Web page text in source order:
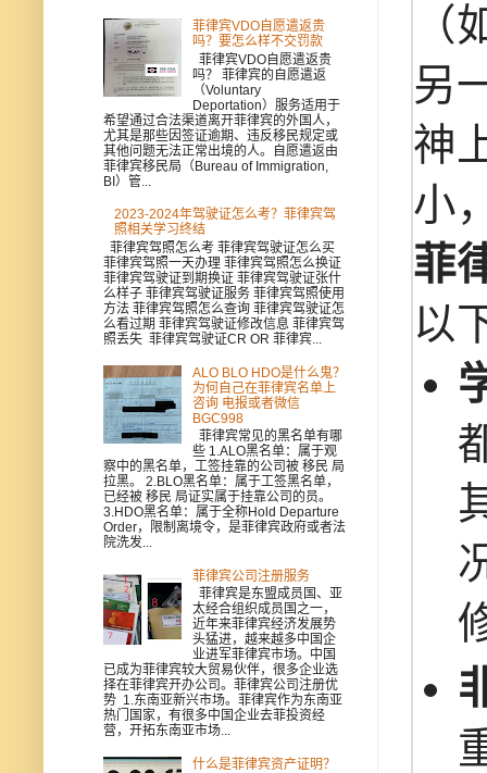
另
神
小
菲
以
菲律宾VDO自愿遣返贵
吗？要怎么样不交罚款
菲律宾VDO自愿遣返贵
吗？ 菲律宾的自愿遣返
（Voluntary
Deportation）服务适用于
希望通过合法渠道离开菲律宾的外国人，
尤其是那些因签证逾期、违反移民规定或
其他问题无法正常出境的人。自愿遣返由
菲律宾移民局（Bureau of Immigration,
BI）管...
2023-2024年驾驶证怎么考？菲律宾驾
照相关学习终结
菲律宾驾照怎么考 菲律宾驾驶证怎么买
菲律宾驾照一天办理 菲律宾驾照怎么换证
菲律宾驾驶证到期换证 菲律宾驾驶证张什
么样子 菲律宾驾驶证服务 菲律宾驾照使用
方法 菲律宾驾照怎么查询 菲律宾驾驶证怎
么看过期 菲律宾驾驶证修改信息 菲律宾驾
照丢失 菲律宾驾驶证CR OR 菲律宾...
ALO BLO HDO是什么鬼？
为何自己在菲律宾名单上
咨询 电报或者微信
BGC998
菲律宾常见的黑名单有哪
些 1.ALO黑名单：属于观
察中的黑名单，工签挂靠的公司被 移民 局
拉黑。 2.BLO黑名单：属于工签黑名单，
已经被 移民 局证实属于挂靠公司的员。
3.HDO黑名单：属于全称Hold Departure
Order，限制离境令，是菲律宾政府或者法
院洗发...
菲律宾公司注册服务
菲律宾是东盟成员国、亚
太经合组织成员国之一，
近年来菲律宾经济发展势
头猛进，越来越多中国企
业进军菲律宾市场。中国
已成为菲律宾较大贸易伙伴，很多企业选
择在菲律宾开办公司。菲律宾公司注册优
势 1.东南亚新兴市场。菲律宾作为东南亚
热门国家，有很多中国企业去菲投资经
营，开拓东南亚市场...
什么是菲律宾资产证明？